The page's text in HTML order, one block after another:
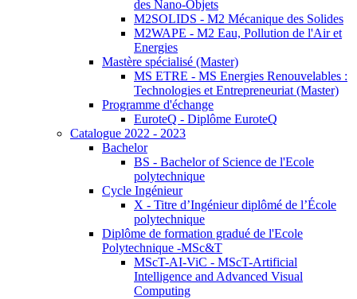
des Nano-Objets
M2SOLIDS - M2 Mécanique des Solides
M2WAPE - M2 Eau, Pollution de l'Air et
Energies
Mastère spécialisé (Master)
MS ETRE - MS Energies Renouvelables :
Technologies et Entrepreneuriat (Master)
Programme d'échange
EuroteQ - Diplôme EuroteQ
Catalogue 2022 - 2023
Bachelor
BS - Bachelor of Science de l'Ecole
polytechnique
Cycle Ingénieur
X - Titre d’Ingénieur diplômé de l’École
polytechnique
Diplôme de formation gradué de l'Ecole
Polytechnique -MSc&T
MScT-AI-ViC - MScT-Artificial
Intelligence and Advanced Visual
Computing